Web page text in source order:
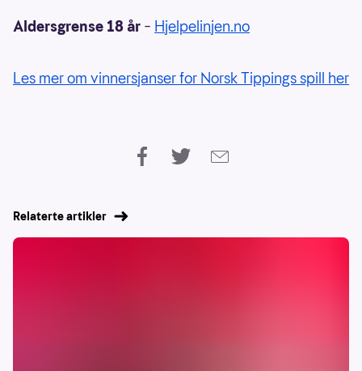
Aldersgrense 18 år – Hjelpelinjen.no
Les mer om vinnersjanser for Norsk Tippings spill her
Relaterte artikler